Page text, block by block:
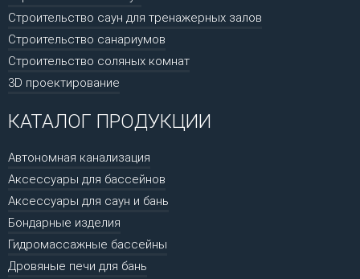
Строительство саун для тренажерных залов
Строительство санариумов
Строительство соляных комнат
3D проектирование
КАТАЛОГ ПРОДУКЦИИ
Автономная канализация
Аксессуары для бассейнов
Аксессуары для саун и бань
Бондарные изделия
Гидромассажные бассейны
Дровяные печи для бань